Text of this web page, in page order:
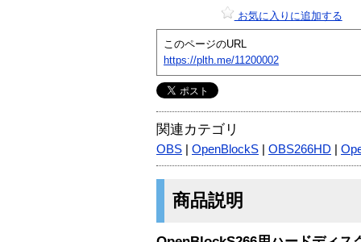
お気に入りに追加する
このページのURL
https://plth.me/11200002
関連カテゴリ
OBS OpenBlockS OBS266HD
商品説明